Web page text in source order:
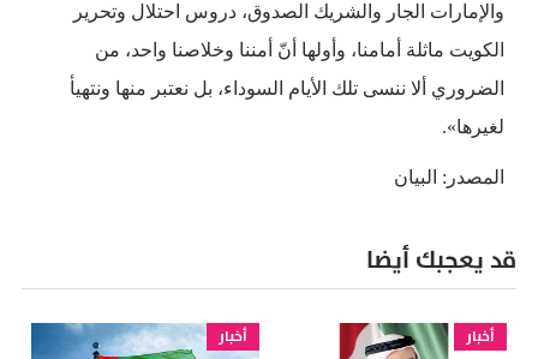
والإمارات الجار والشريك الصدوق، دروس احتلال وتحرير
الكويت ماثلة أمامنا، وأولها أنّ أمننا وخلاصنا واحد، من
الضروري ألا ننسى تلك الأيام السوداء، بل نعتبر منها ونتهيأ
لغيرها».
المصدر: البيان
قد يعجبك أيضا
أخبار أخبار